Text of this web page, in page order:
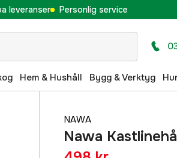
leveranser Personlig service
Hem & Hushåll Bygg & Verktyg
NAWA
Nawa